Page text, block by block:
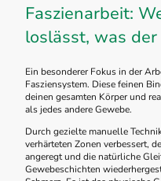
Faszienarbeit:
loslässt, was
Ein besonderer Fokus in der
Fasziensystem. Diese feinen
deinen gesamten Körper und
als jedes andere Gewebe.
Durch gezielte manuelle
verhärteten Zonen verbessert,
angeregt und die natürliche
Gewebeschichten